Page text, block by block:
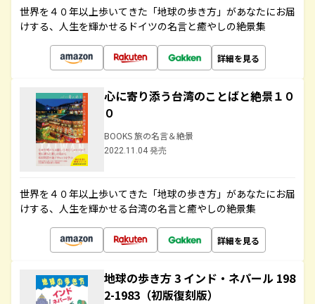
世界を４０年以上歩いてきた「地球の歩き方」があなたにお届
けする、人生を輝かせるドイツの名言と癒やしの絶景集
詳細を見る
心に寄り添う台湾のことばと絶景１０
０
BOOKS 旅の名言＆絶景
2022.11.04 発売
世界を４０年以上歩いてきた「地球の歩き方」があなたにお届
けする、人生を輝かせる台湾の名言と癒やしの絶景集
詳細を見る
地球の歩き方 3 インド・ネパール 198
2-1983（初版復刻版）